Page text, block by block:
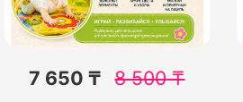
7 650 ₸ 8 500₸